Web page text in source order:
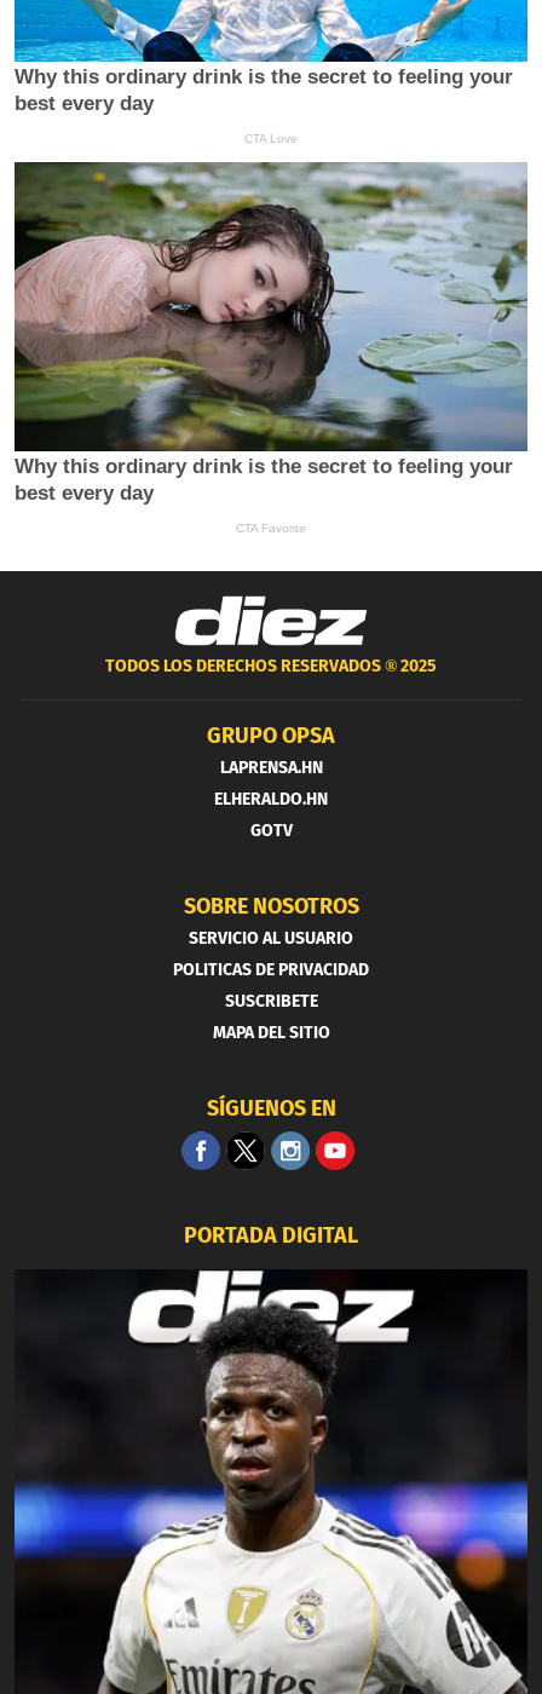
TODOS LOS DERECHOS RESERVADOS ®2025
GRUPO OPSA
LAPRENSA.HN
ELHERALDO.HN
GOTV
SOBRE NOSOTROS
SERVICIO AL USUARIO
POLITICAS DE PRIVACIDAD
SUSCRIBETE
MAPA DEL SITIO
SÍGUENOS EN
PORTADA DIGITAL